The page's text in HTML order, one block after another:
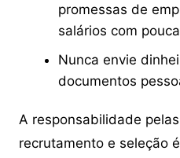
promessas de
salários com
Nunca envie
documentos
A responsabilidade
recrutamento e seleção